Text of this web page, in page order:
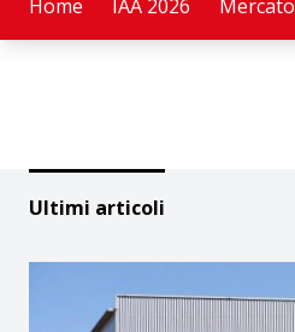
Home IAA 2026 Mercato
Ultimi articoli